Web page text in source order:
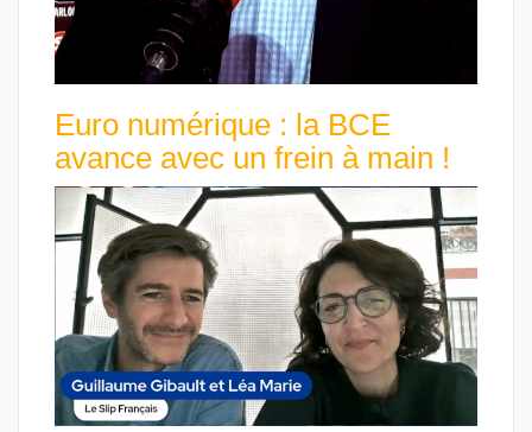
Euro numérique : la BCE
avance avec un frein à main !